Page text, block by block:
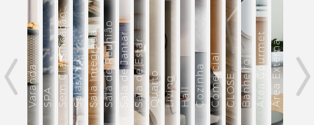
Varanda SPA Sem ClassificaçãoSalasSala IntegradaSala de ReuniãoSala de JantarSala de EstarQuartoLivingHall CozinhaComercialCLOSE BanheiroÁrea GourmetÁrea Externa